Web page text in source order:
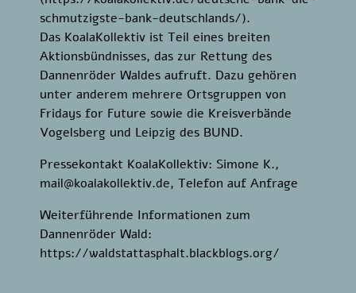
schmutzigste-bank-deutschlands/).
Das KoalaKollektiv ist Teil eines breiten
Aktionsbündnisses, das zur Rettung des
Dannenröder Waldes aufruft. Dazu gehören
unter anderem mehrere Ortsgruppen von
Fridays for Future sowie die Kreisverbände
Vogelsberg und Leipzig des BUND.
Pressekontakt KoalaKollektiv: Simone K.,
mail@koalakollektiv.de, Telefon auf Anfrage
Weiterführende Informationen zum
Dannenröder Wald:
https://waldstattasphalt.blackblogs.org/